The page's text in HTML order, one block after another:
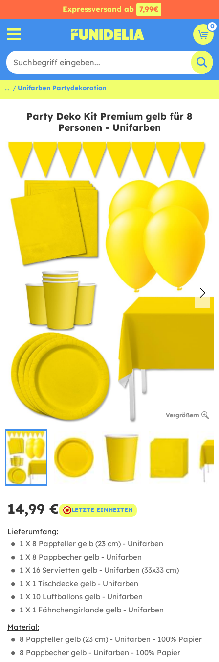
Expressversand ab 7,99€
0
... Unifarben Partydekoration
Party Deko Kit Premium gelb für 8
Personen - Unifarben
Vergrößern
14,99 € LETZTE EINHEITEN
Lieferumfang:
1 X 8 Pappteller gelb (23 cm) - Unifarben
1 X 8 Pappbecher gelb - Unifarben
1 X 16 Servietten gelb - Unifarben (33x33 cm)
1 X 1 Tischdecke gelb - Unifarben
1 X 10 Luftballons gelb - Unifarben
1 X 1 Fähnchengirlande gelb - Unifarben
Material:
8 Pappteller gelb (23 cm) - Unifarben - 100% Papier
8 Pappbecher gelb - Unifarben - 100% Papier